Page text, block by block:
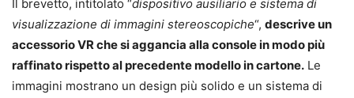
Il brevetto, intitolato “dispositivo ausiliario e sistema di
visualizzazione di immagini stereoscopiche“, descrive un
accessorio VR che si aggancia alla console in modo più
raffinato rispetto al precedente modello in cartone. Le
immagini mostrano un design più solido e un sistema di